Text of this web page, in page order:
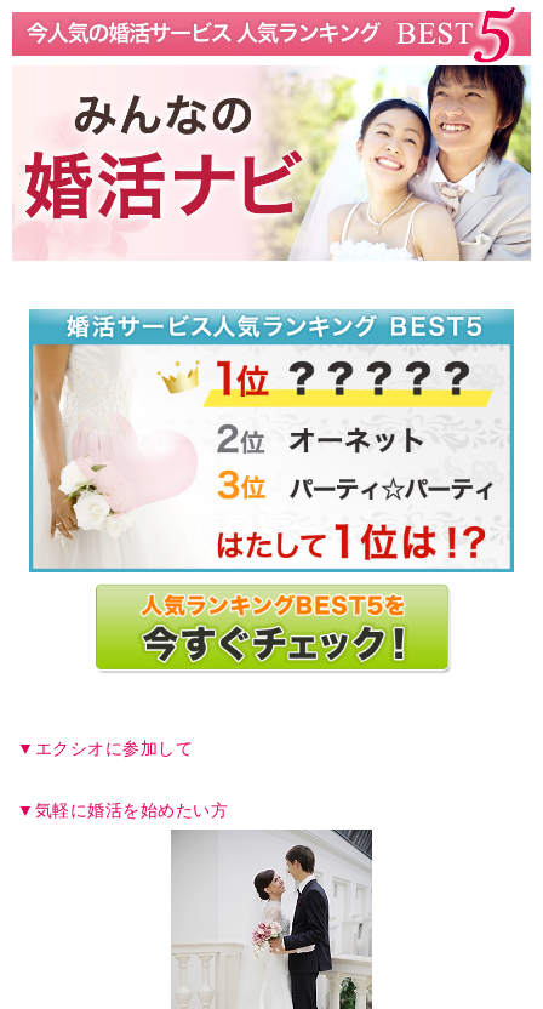
福井県で口コミ人気！婚活一覧リストまとめ
エクシオに参加して
気軽に婚活を始めたい方